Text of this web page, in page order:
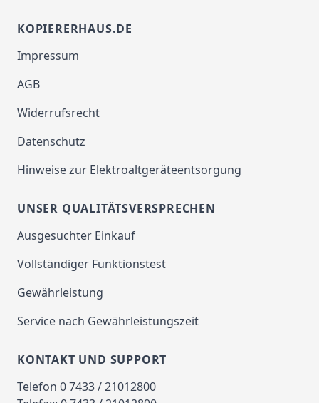
KOPIERERHAUS.DE
Impressum
AGB
Widerrufsrecht
Datenschutz
Hinweise zur Elektroaltgeräteentsorgung
UNSER QUALITÄTSVERSPRECHEN
Ausgesuchter Einkauf
Vollständiger Funktionstest
Gewährleistung
Service nach Gewährleistungszeit
KONTAKT UND SUPPORT
Telefon 0 7433 / 21012800